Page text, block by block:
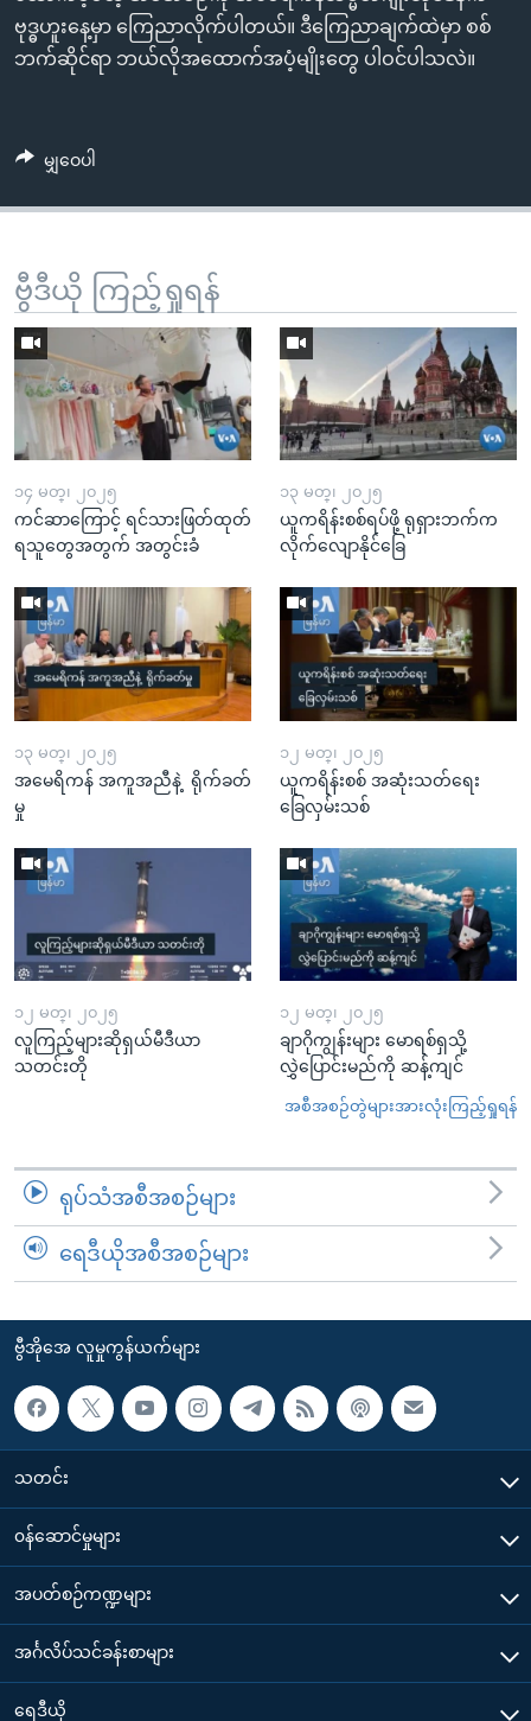
ဗုဒ္ဓဟူးနေ့မှာ ကြေညာလိုက်ပါတယ်။ ဒီကြေညာချက်ထဲမှာ စစ်
ဘက်ဆိုင်ရာ ဘယ်လိုအထောက်အပံ့မျိုးတွေ ပါဝင်ပါသလဲ။
မျှဝေပါ
ဗွီဒီယို ကြည့်ရှုရန်
၁၄ မတ္၊ ၂၀၂၅
ကင်ဆာကြောင့် ရင်သားဖြတ်ထုတ်
ရသူတွေအတွက် အတွင်းခံ
၁၃ မတ္၊ ၂၀၂၅
ယူကရိန်းစစ်ရပ်ဖို့ ရုရှားဘက်က
လိုက်လျောနိုင်ခြေ
၁၃ မတ္၊ ၂၀၂၅
အမေရိကန် အကူအညီနဲ့ ရိုက်ခတ်
မှု
၁၂ မတ္၊ ၂၀၂၅
ယူကရိန်းစစ် အဆုံးသတ်ရေး
ခြေလှမ်းသစ်
၁၂ မတ္၊ ၂၀၂၅
လူကြည့်များဆိုရှယ်မီဒီယာ
သတင်းတို
၁၂ မတ္၊ ၂၀၂၅
ချာဂိုကျွန်းများ မောရစ်ရှသို့
လွှဲပြောင်းမည်ကို ဆန့်ကျင်
အစီအစဉ်တွဲများအားလုံးကြည့်ရှုရန်
ရုပ်သံအစီအစဉ်များ
ရေဒီယိုအစီအစဉ်များ
ဗွီအိုအေ လူမှုကွန်ယက်များ
သတင်း
၀န်ဆောင်မှုများ
အပတ်စဉ်ကဏ္ဍများ
အင်္ဂလိပ်သင်ခန်းစာများ
ရေဒီယို